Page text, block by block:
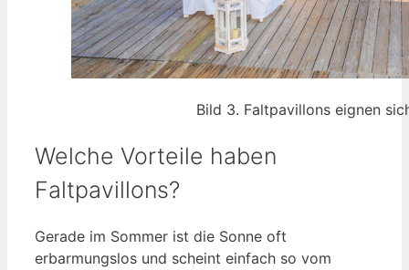
Bild 3. Faltpavillons eignen
Welche Vorteile haben
Faltpavillons?
Gerade im Sommer ist die Sonne oft
erbarmungslos und scheint einfach so vom